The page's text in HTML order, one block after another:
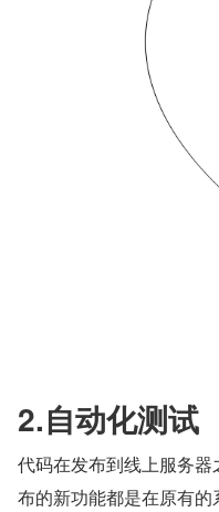
2.自动化测试
代码在发布到线上服务
布的新功能都是在原有